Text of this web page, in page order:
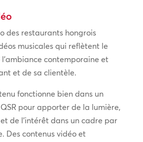
des restaurants hongrois
musicales qui reflètent le
contemporaine et
et de sa clientèle.
fonctionne bien dans un
pour apporter de la lumière,
de l’intérêt dans un cadre par
Des contenus vidéo et